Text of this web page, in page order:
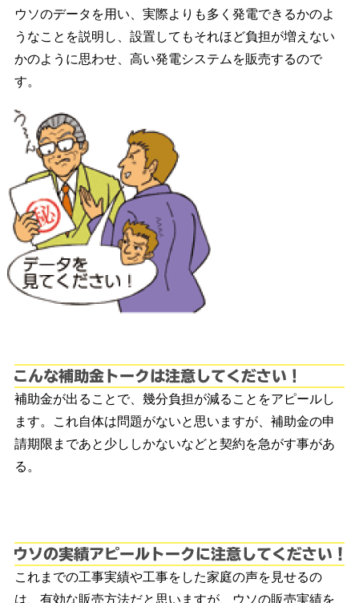
ウソのデータを用い、実際よりも多く発電できるかのよ
うなことを説明し、設置してもそれほど負担が増えない
かのように思わせ、高い発電システムを販売するので
す。
補助金が出ることで、幾分負担が減ることをアピールし
ます。これ自体は問題がないと思いますが、補助金の申
請期限まであと少ししかないなどと契約を急がす事があ
る。
これまでの工事実績や工事をした家庭の声を見せるの
は、有効な販売方法だと思いますが、ウソの販売実績を